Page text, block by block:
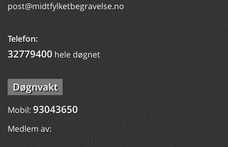
post@midtfylketbegravelse.no
Telefon:
32779400 hele døgnet
Døgnvakt
Mobil: 93043650
Medlem av: